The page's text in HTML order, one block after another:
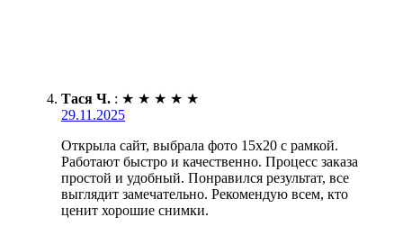
Тася Ч. : ★ ★ ★ ★ ★
29.11.2025
Открыла сайт, выбрала фото 15х20 с рамкой.
Работают быстро и качественно. Процесс заказа
простой и удобный. Понравился результат, все
выглядит замечательно. Рекомендую всем, кто
ценит хорошие снимки.